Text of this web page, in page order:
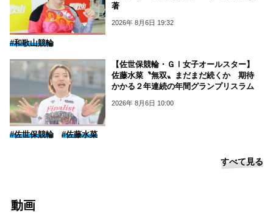
著
2026年 8月6日 19:32
#和歌山競輪
【佐世保競輪・ＧⅠ女子オールスター】
佐藤水菜〝無双〟まだまだ続くか 期待
かかる２年連続の年間グランプリスラム
2026年 8月6日 10:00
#佐世保競輪 #佐藤水菜
すべて見る
動画